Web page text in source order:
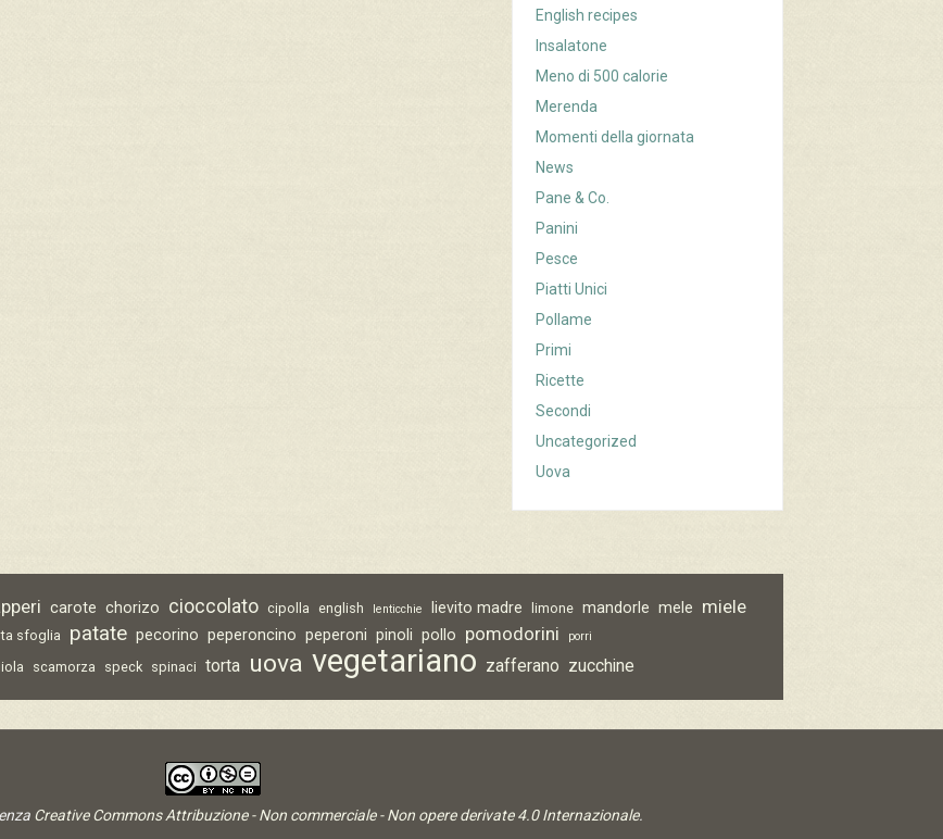
English recipes
Insalatone
Meno di 500 calorie
Merenda
Momenti della giornata
News
Pane & Co.
Panini
Pesce
Piatti Unici
Pollame
Primi
Ricette
Secondi
Uncategorized
Uova
carote chorizo cioccolato cipolla english lenticchie lievito madre limone mandorle mele miele
sfoglia patate pecorino peperoncino peperoni pinoli pollo pomodorini porri
scamorza speck spinaci torta uova vegetariano zafferano zucchine
Creative Commons Attribuzione - Non commerciale - Non opere derivate 4.0 Internazionale.